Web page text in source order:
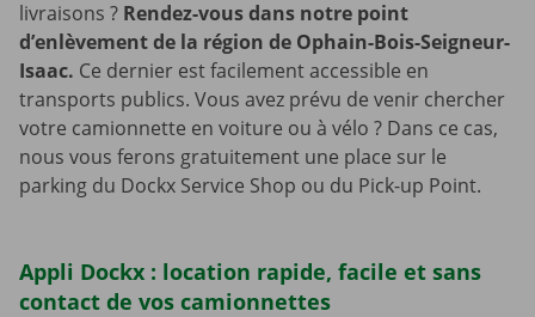
livraisons ? Rendez-vous dans notre point
d’enlèvement de la région de Ophain-Bois-Seigneur-
Isaac. Ce dernier est facilement accessible en
transports publics. Vous avez prévu de venir chercher
votre camionnette en voiture ou à vélo ? Dans ce cas,
nous vous ferons gratuitement une place sur le
parking du Dockx Service Shop ou du Pick-up Point.
Appli Dockx : location rapide, facile et sans
contact de vos camionnettes